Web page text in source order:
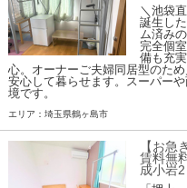
＼池袋
誕生し
ム済み
完全個
備も充
心。オーナーご夫婦同居型のた
安心して暮らせます。スーパー
境です。
エリア：埼玉県鶴ヶ島市
【お急
賃料無
成小岩2